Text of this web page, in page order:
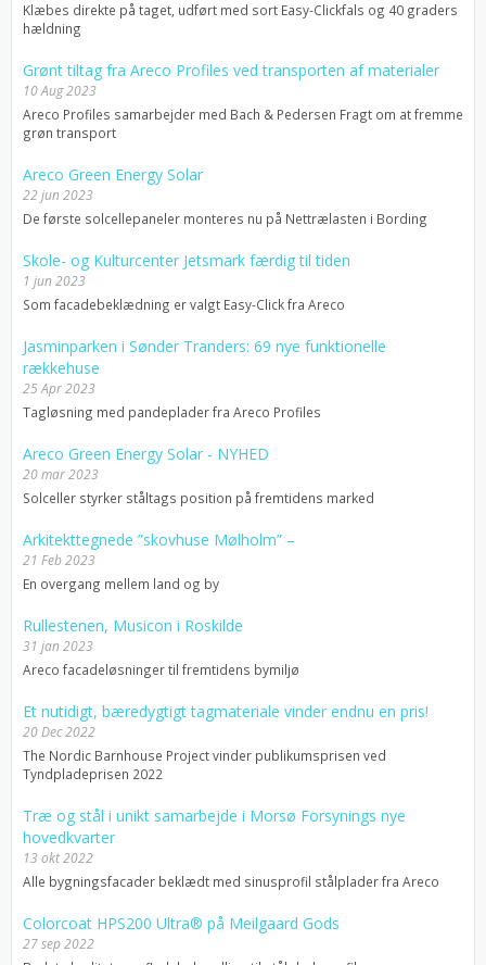
Klæbes direkte på taget, udført med sort Easy-Clickfals og 40 graders
hældning
Grønt tiltag fra Areco Profiles ved transporten af materialer
10 Aug 2023
Areco Profiles samarbejder med Bach & Pedersen Fragt om at fremme
grøn transport
Areco Green Energy Solar
22 jun 2023
De første solcellepaneler monteres nu på Nettrælasten i Bording
Skole- og Kulturcenter Jetsmark færdig til tiden
1 jun 2023
Som facadebeklædning er valgt Easy-Click fra Areco
Jasminparken i Sønder Tranders: 69 nye funktionelle
rækkehuse
25 Apr 2023
Tagløsning med pandeplader fra Areco Profiles
Areco Green Energy Solar - NYHED
20 mar 2023
Solceller styrker ståltags position på fremtidens marked
Arkitekttegnede ”skovhuse Mølholm” –
21 Feb 2023
En overgang mellem land og by
Rullestenen, Musicon i Roskilde
31 jan 2023
Areco facadeløsninger til fremtidens bymiljø
Et nutidigt, bæredygtigt tagmateriale vinder endnu en pris!
20 Dec 2022
The Nordic Barnhouse Project vinder publikumsprisen ved
Tyndpladeprisen 2022
Træ og stål i unikt samarbejde i Morsø Forsynings nye
hovedkvarter
13 okt 2022
Alle bygningsfacader beklædt med sinusprofil stålplader fra Areco
Colorcoat HPS200 Ultra® på Meilgaard Gods
27 sep 2022